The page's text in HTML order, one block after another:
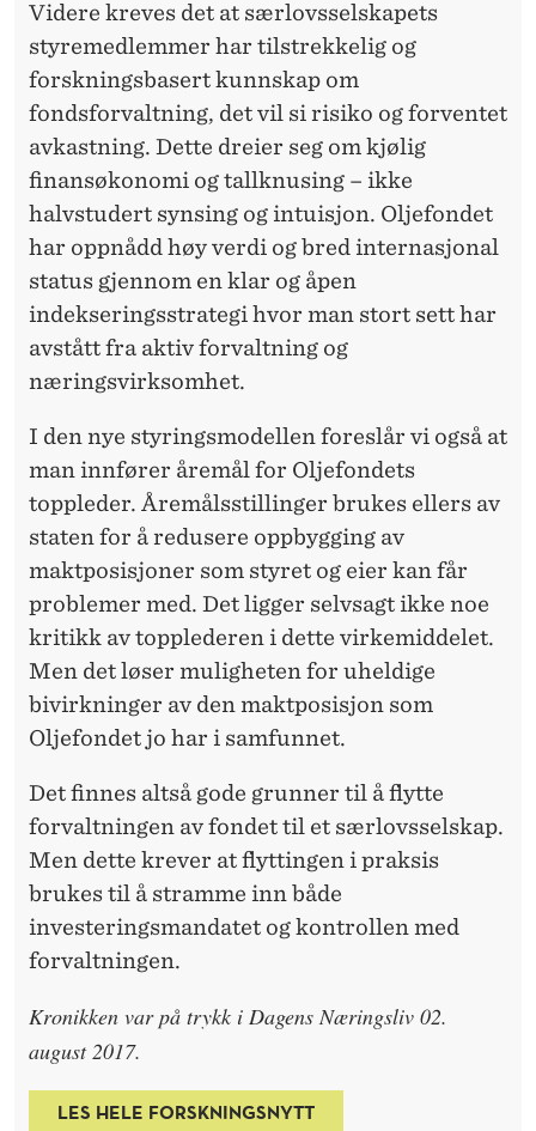
Videre kreves det at særlovsselskapets
styremedlemmer har tilstrekkelig og
forskningsbasert kunnskap om
fondsforvaltning, det vil si risiko og forventet
avkastning. Dette dreier seg om kjølig
finansøkonomi og tallknusing – ikke
halvstudert synsing og intuisjon. Oljefondet
har oppnådd høy verdi og bred internasjonal
status gjennom en klar og åpen
indekseringsstrategi hvor man stort sett har
avstått fra aktiv forvaltning og
næringsvirksomhet.
I den nye styringsmodellen foreslår vi også at
man innfører åremål for Oljefondets
toppleder. Åremålsstillinger brukes ellers av
staten for å redusere oppbygging av
maktposisjoner som styret og eier kan får
problemer med. Det ligger selvsagt ikke noe
kritikk av topplederen i dette virkemiddelet.
Men det løser muligheten for uheldige
bivirkninger av den maktposisjon som
Oljefondet jo har i samfunnet.
Det finnes altså gode grunner til å flytte
forvaltningen av fondet til et særlovsselskap.
Men dette krever at flyttingen i praksis
brukes til å stramme inn både
investeringsmandatet og kontrollen med
forvaltningen.
Kronikken var på trykk i Dagens Næringsliv 02.
august 2017.
LES HELE FORSKNINGSNYTT